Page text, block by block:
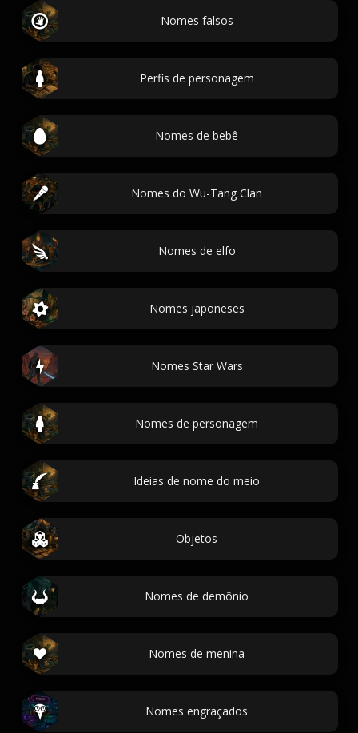
Nomes falsos
Perfis de personagem
Nomes de bebê
Nomes do Wu-Tang Clan
Nomes de elfo
Nomes japoneses
Nomes Star Wars
Nomes de personagem
Ideias de nome do meio
Objetos
Nomes de demônio
Nomes de menina
Nomes engraçados